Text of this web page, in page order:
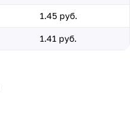
1.45 руб.
1.41 руб.